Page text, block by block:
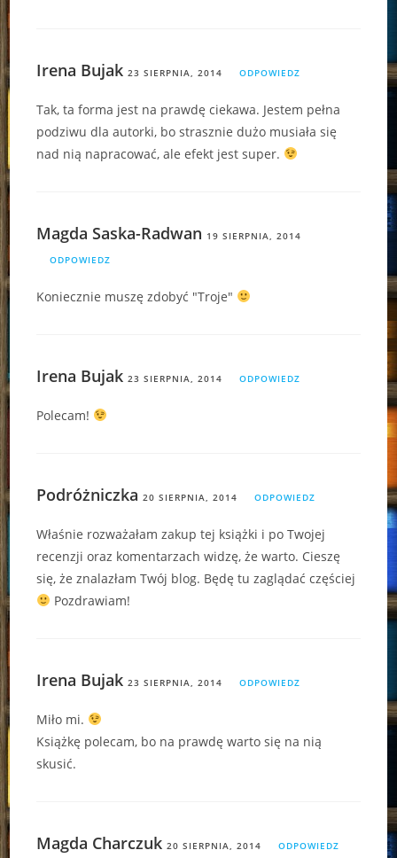
Irena Bujak 23 SIERPNIA, 2014 ODPOWIEDZ
Tak, ta forma jest na prawdę ciekawa. Jestem pełna
podziwu dla autorki, bo strasznie dużo musiała się
nad nią napracować, ale efekt jest super.
Magda Saska-Radwan 19 SIERPNIA, 2014
ODPOWIEDZ
Koniecznie muszę zdobyć "Troje"
Irena Bujak 23 SIERPNIA, 2014 ODPOWIEDZ
Polecam!
Podróżniczka 20 SIERPNIA, 2014 ODPOWIEDZ
Właśnie rozważałam zakup tej książki i po Twojej
recenzji oraz komentarzach widzę, że warto. Cieszę
się, że znalazłam Twój blog. Będę tu zaglądać częściej
Pozdrawiam!
Irena Bujak 23 SIERPNIA, 2014 ODPOWIEDZ
Miło mi.
Książkę polecam, bo na prawdę warto się na nią
skusić.
Magda Charczuk 20 SIERPNIA, 2014 ODPOWIEDZ